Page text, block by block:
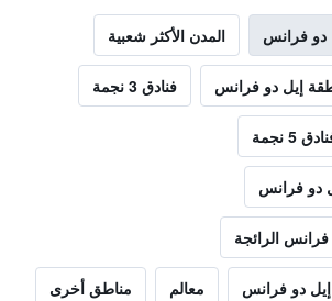
دو فرانس المدن الأكثر شعبية
إيل دو فرانس فنادق 3 نجمة
5 نجمة
دو فرانس
الرائجة
دو فرانس معالم مناطق أخرى